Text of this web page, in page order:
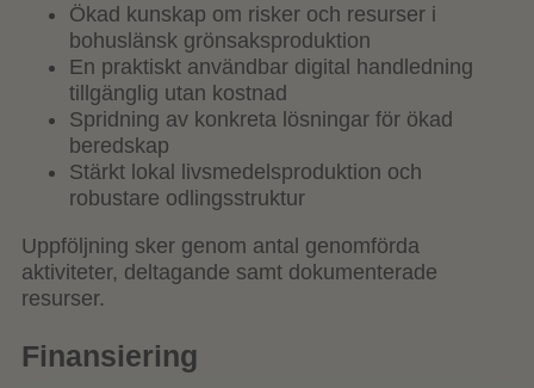
Ökad kunskap om risker och resurser i
bohuslänsk grönsaksproduktion
En praktiskt användbar digital handledning
tillgänglig utan kostnad
Spridning av konkreta lösningar för ökad
beredskap
Stärkt lokal livsmedelsproduktion och
robustare odlingsstruktur
Uppföljning sker genom antal genomförda
aktiviteter, deltagande samt dokumenterade
resurser.
Finansiering